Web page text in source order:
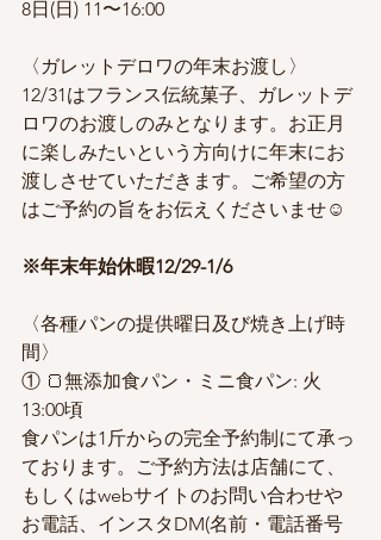
8日(日) 11〜16:00
〈ガレットデロワの年末お渡し〉
12/31はフランス伝統菓子、ガレットデ
ロワのお渡しのみとなります。お正月
に楽しみたいという方向けに年末にお
渡しさせていただきます。ご希望の方
はご予約の旨をお伝えくださいませ☺︎
※年末年始休暇12/29-1/6
〈各種パンの提供曜日及び焼き上げ時
間〉
① 🍞無添加食パン・ミニ食パン: 火
13:00頃
食パンは1斤からの完全予約制にて承っ
ております。ご予約方法は店舗にて、
もしくはwebサイトのお問い合わせや
お電話、インスタDM(名前・電話番号